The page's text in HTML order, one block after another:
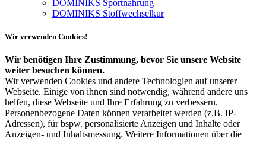
DOMINIKS Sportnahrung
DOMINIKS Stoffwechselkur
Wir verwenden Cookies!
Wir benötigen Ihre Zustimmung, bevor Sie unsere Website
weiter besuchen können.
Wir verwenden Cookies und andere Technologien auf unserer
Webseite. Einige von ihnen sind notwendig, während andere uns
helfen, diese Webseite und Ihre Erfahrung zu verbessern.
Personenbezogene Daten können verarbeitet werden (z.B. IP-
Adressen), für bspw. personalisierte Anzeigen und Inhalte oder
Anzeigen- und Inhaltsmessung. Weitere Informationen über die